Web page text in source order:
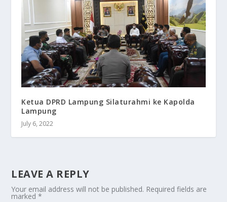
Ketua DPRD Lampung Silaturahmi ke Kapolda
Lampung
July 6, 2022
LEAVE A REPLY
Your email address will not be published. Required fields are
marked*